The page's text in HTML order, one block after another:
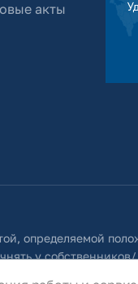
акты
определяемой
у
изменения,